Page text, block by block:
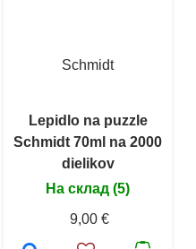
Schmidt
Lepidlo na puzzle
Schmidt 70ml na 2000
dielikov
На склад (5)
9,00 €